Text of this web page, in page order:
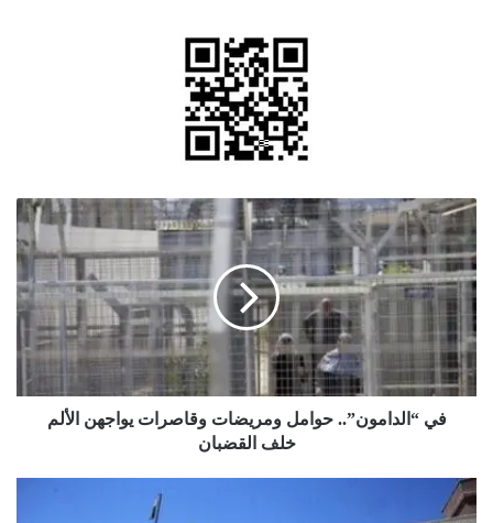
في
“الدامون”..
حوامل
ومريضات
وقاصرات
يواجهن
الألم
خلف
القضبان
في “الدامون”.. حوامل ومريضات وقاصرات يواجهن الألم
خلف القضبان
الأشغال:
إنجاز